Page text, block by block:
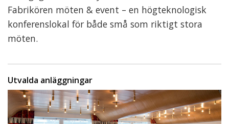
Fabrikören möten & event – en högteknologisk
konferenslokal för både små som riktigt stora
möten.
Utvalda anläggningar